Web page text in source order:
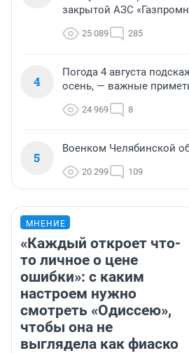
закрытой АЗС
25 089 285
4
Погода 4 августа
осень, — важные
24 969 8
5
Военком Челябинской
20 299 109
МНЕНИЕ
«Каждый откроет что-
то личное о цене
ошибки»: с каким
настроем нужно
смотреть «Одиссею»,
чтобы она не
выглядела как фиаско